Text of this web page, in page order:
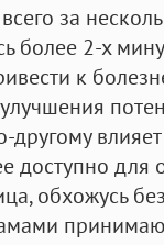
за
более 2-х
к
другому
доступно для
обхожусь